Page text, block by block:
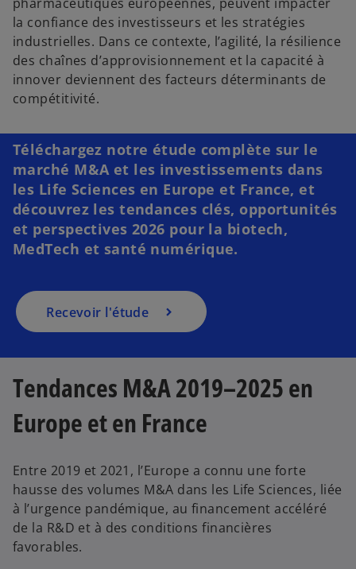
la confiance des investisseurs et les stratégies
industrielles. Dans ce contexte, l’agilité, la résilience
des chaînes d’approvisionnement et la capacité à
innover deviennent des facteurs déterminants de
compétitivité.
Téléchargez notre étude complète sur le
marché M&A et les investissements dans
les Life Sciences en Europe et France, et
découvrez les tendances clés, opportunités
et perspectives 2026 pour la biotech,
MedTech et santé numérique.
Recevoir l'étude
v
r
e
d
a
n
u
v
e
l
o
g
l
e
t
Tendances M&A 2019–2025 en
Europe et en France
Entre 2019 et 2021, l’Europe a connu une forte
hausse des volumes M&A dans les Life Sciences, liée
à l’urgence pandémique, au financement accéléré
de la R&D et à des conditions financières
favorables.